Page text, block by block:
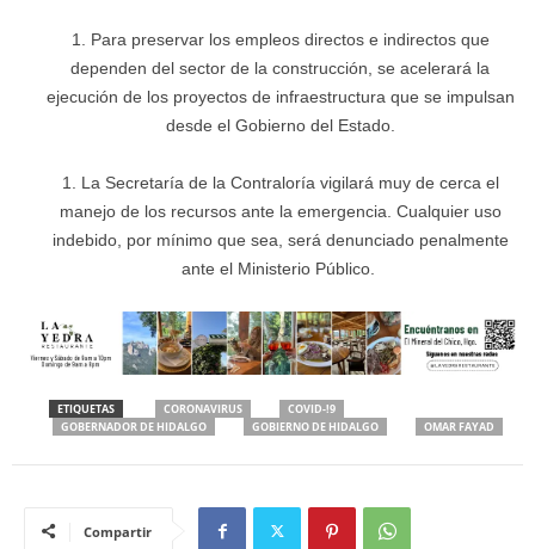
Para preservar los empleos directos e indirectos que
dependen del sector de la construcción, se acelerará la
ejecución de los proyectos de infraestructura que se impulsan
desde el Gobierno del Estado.
La Secretaría de la Contraloría vigilará muy de cerca el
manejo de los recursos ante la emergencia. Cualquier uso
indebido, por mínimo que sea, será denunciado penalmente
ante el Ministerio Público.
ETIQUETAS CORONAVIRUS
COVID-!9
GOBERNADOR DE HIDALGO
GOBIERNO DE HIDALGO OMAR FAYAD
Compartir